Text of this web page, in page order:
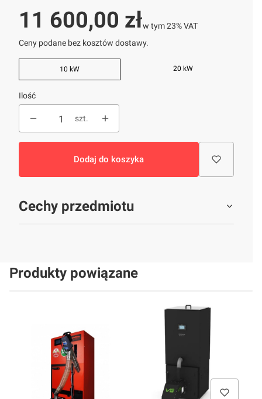
Cena
11 600,00 złw tym 23% VAT
w tym23%VAT
Ceny podane bez kosztów dostawy.
10 kW 20 kW
Ilość
szt.
Dodaj do koszyka
Cechy przedmiotu
Produkty powiązane